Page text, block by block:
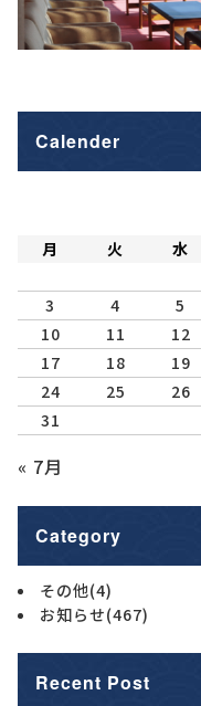
Calender
月 火 水
3
4 5
10
11 12
17
18 19
24
25 26
31
« 7月
Category
その他(4)
お知らせ(467)
Recent Post